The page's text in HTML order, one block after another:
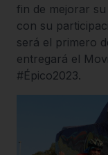
fin de mejorar
con su
será el primero
entregará el
#Épico2023.